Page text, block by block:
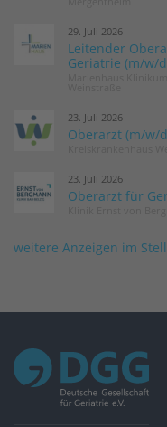
29. Juli 2026
Leitender
Geriatrie (m/w/
23. Juli 2026
Oberarzt (m/w/
23. Juli 2026
Oberarzt für
weitere Anzeigen im